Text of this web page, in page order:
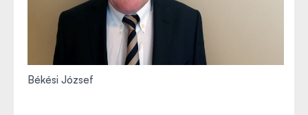
Békési József